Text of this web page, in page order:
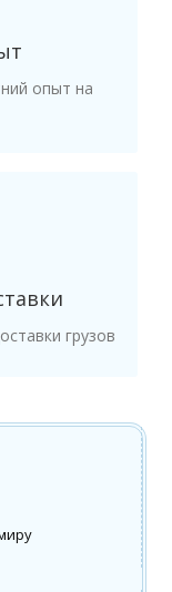
опыт на
рынке
грузов
грузов